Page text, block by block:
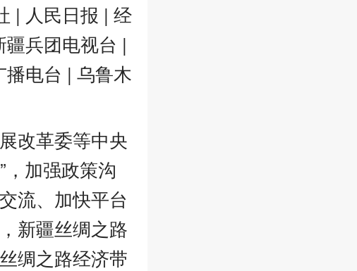
| 人民日报 | 经
兵团电视台 |
电台 | 乌鲁木
改革委等中央
加强政策沟
流、加快平台
新疆丝绸之路
绸之路经济带